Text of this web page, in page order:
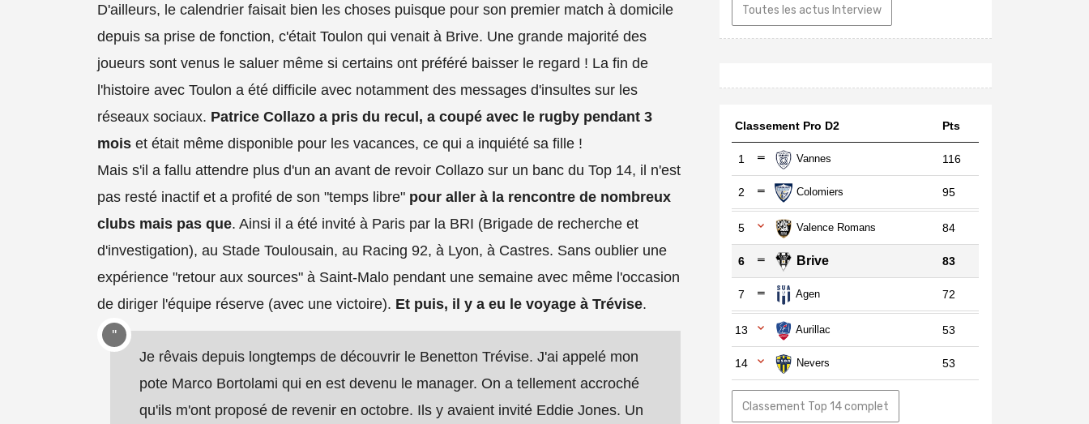
D'ailleurs, le calendrier faisait bien les choses puisque pour son premier match à domicile
depuis sa prise de fonction, c'était Toulon qui venait à Brive. Une grande majorité des
joueurs sont venus le saluer même si certains ont préféré baisser le regard ! La fin de
l'histoire avec Toulon a été difficile avec notamment des messages d'insultes sur les
réseaux sociaux. Patrice Collazo a pris du recul, a coupé avec le rugby pendant 3
mois et était même disponible pour les vacances, ce qui a inquiété sa fille !
Mais s'il a fallu attendre plus d'un an avant de revoir Collazo sur un banc du Top 14, il n'est
pas resté inactif et a profité de son "temps libre" pour aller à la rencontre de nombreux
clubs mais pas que. Ainsi il a été invité à Paris par la BRI (Brigade de recherche et
d'investigation), au Stade Toulousain, au Racing 92, à Lyon, à Castres. Sans oublier une
expérience "retour aux sources" à Saint-Malo pendant une semaine avec même l'occasion
de diriger l'équipe réserve (avec une victoire). Et puis, il y a eu le voyage à Trévise.
Je rêvais depuis longtemps de découvrir le Benetton Trévise. J'ai appelé mon
pote Marco Bortolami qui en est devenu le manager. On a tellement accroché
qu'ils m'ont proposé de revenir en octobre. Ils y avaient invité Eddie Jones. Un
Toutes les actus Interview
Classement Pro D2 Pts
1 Vannes 116
2 Colomiers 95
5 Valence Romans 84
6 Brive 83
7 Agen 72
13 Aurillac 53
14 Nevers 53
Classement Top 14 complet